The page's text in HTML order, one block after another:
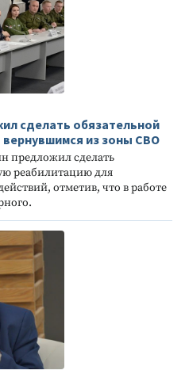
сделать обязательной
из зоны СВО
предложил сделать
реабилитацию для
отметив, что в работе